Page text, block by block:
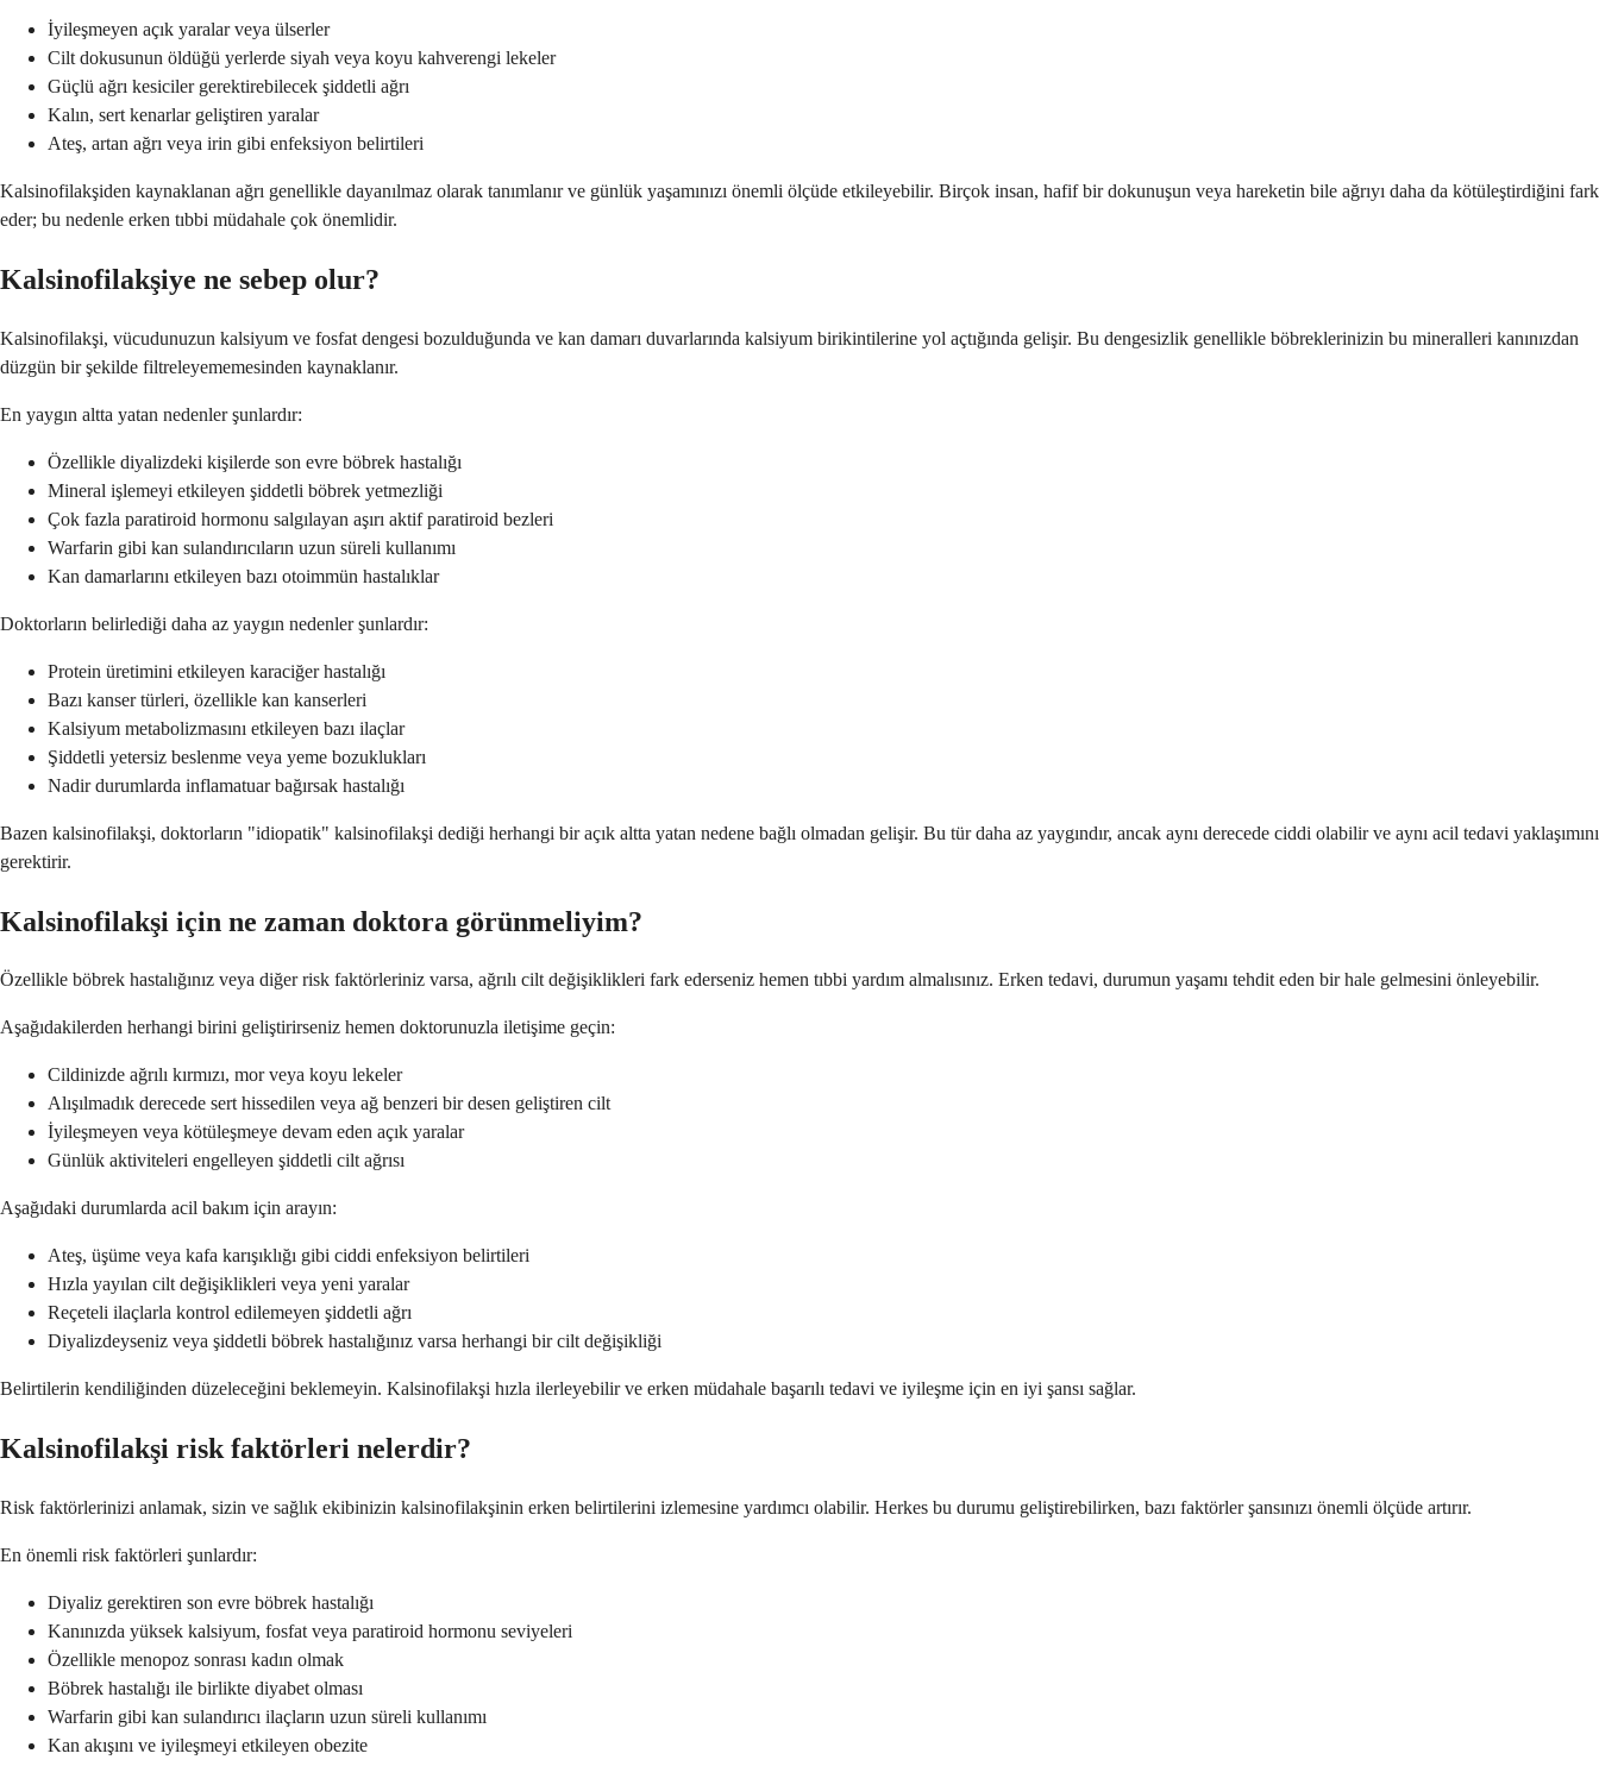
İyileşmeyen açık yaralar veya ülserler
Cilt dokusunun öldüğü yerlerde siyah veya koyu kahverengi lekeler
Güçlü ağrı kesiciler gerektirebilecek şiddetli ağrı
Kalın, sert kenarlar geliştiren yaralar
Ateş, artan ağrı veya irin gibi enfeksiyon belirtileri
Kalsinofilakşiden kaynaklanan ağrı genellikle dayanılmaz olarak tanımlanır ve günlük yaşamınızı önemli ölçüde etkileyebilir. Birçok insan, hafif bir dokunuşun veya hareketin bile ağrıyı daha da kötüleştirdiğini fark
eder; bu nedenle erken tıbbi müdahale çok önemlidir.
Kalsinofilakşiye ne sebep olur?
Kalsinofilakşi, vücudunuzun kalsiyum ve fosfat dengesi bozulduğunda ve kan damarı duvarlarında kalsiyum birikintilerine yol açtığında gelişir. Bu dengesizlik genellikle böbreklerinizin bu mineralleri kanınızdan
düzgün bir şekilde filtreleyememesinden kaynaklanır.
En yaygın altta yatan nedenler şunlardır:
Özellikle diyalizdeki kişilerde son evre böbrek hastalığı
Mineral işlemeyi etkileyen şiddetli böbrek yetmezliği
Çok fazla paratiroid hormonu salgılayan aşırı aktif paratiroid bezleri
Warfarin gibi kan sulandırıcıların uzun süreli kullanımı
Kan damarlarını etkileyen bazı otoimmün hastalıklar
Doktorların belirlediği daha az yaygın nedenler şunlardır:
Protein üretimini etkileyen karaciğer hastalığı
Bazı kanser türleri, özellikle kan kanserleri
Kalsiyum metabolizmasını etkileyen bazı ilaçlar
Şiddetli yetersiz beslenme veya yeme bozuklukları
Nadir durumlarda inflamatuar bağırsak hastalığı
Bazen kalsinofilakşi, doktorların "idiopatik" kalsinofilakşi dediği herhangi bir açık altta yatan nedene bağlı olmadan gelişir. Bu tür daha az yaygındır, ancak aynı derecede ciddi olabilir ve aynı acil tedavi yaklaşımını
gerektirir.
Kalsinofilakşi için ne zaman doktora görünmeliyim?
Özellikle böbrek hastalığınız veya diğer risk faktörleriniz varsa, ağrılı cilt değişiklikleri fark ederseniz hemen tıbbi yardım almalısınız. Erken tedavi, durumun yaşamı tehdit eden bir hale gelmesini önleyebilir.
Aşağıdakilerden herhangi birini geliştirirseniz hemen doktorunuzla iletişime geçin:
Cildinizde ağrılı kırmızı, mor veya koyu lekeler
Alışılmadık derecede sert hissedilen veya ağ benzeri bir desen geliştiren cilt
İyileşmeyen veya kötüleşmeye devam eden açık yaralar
Günlük aktiviteleri engelleyen şiddetli cilt ağrısı
Aşağıdaki durumlarda acil bakım için arayın:
Ateş, üşüme veya kafa karışıklığı gibi ciddi enfeksiyon belirtileri
Hızla yayılan cilt değişiklikleri veya yeni yaralar
Reçeteli ilaçlarla kontrol edilemeyen şiddetli ağrı
Diyalizdeyseniz veya şiddetli böbrek hastalığınız varsa herhangi bir cilt değişikliği
Belirtilerin kendiliğinden düzeleceğini beklemeyin. Kalsinofilakşi hızla ilerleyebilir ve erken müdahale başarılı tedavi ve iyileşme için en iyi şansı sağlar.
Kalsinofilakşi risk faktörleri nelerdir?
Risk faktörlerinizi anlamak, sizin ve sağlık ekibinizin kalsinofilakşinin erken belirtilerini izlemesine yardımcı olabilir. Herkes bu durumu geliştirebilirken, bazı faktörler şansınızı önemli ölçüde artırır.
En önemli risk faktörleri şunlardır:
Diyaliz gerektiren son evre böbrek hastalığı
Kanınızda yüksek kalsiyum, fosfat veya paratiroid hormonu seviyeleri
Özellikle menopoz sonrası kadın olmak
Böbrek hastalığı ile birlikte diyabet olması
Warfarin gibi kan sulandırıcı ilaçların uzun süreli kullanımı
Kan akışını ve iyileşmeyi etkileyen obezite